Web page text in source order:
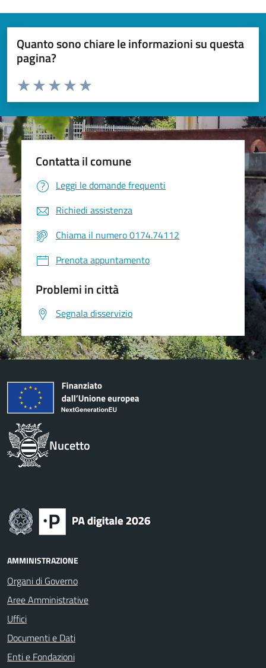
Quanto sono chiare le informazioni su questa
pagina?
Valuta da 1 a 5 stelle la pagina
Valuta 5 stelle su 5
Valuta 4 stelle su 5
Valuta 3 stelle su 5
Valuta 2 stelle su 5
Valuta 1 stelle su 5
Contatta il comune
Leggi le domande frequenti
Richiedi assistenza
Chiama il numero 0174.74112
Prenota appuntamento
Problemi in città
Segnala disservizio
Nucetto
AMMINISTRAZIONE
Organi di Governo
Aree Amministrative
Uffici
Documenti e Dati
Enti e Fondazioni